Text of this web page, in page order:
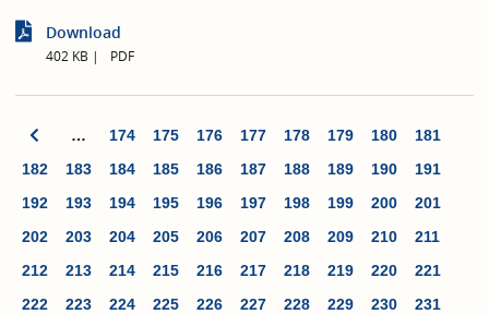
Download
402 KB PDF
… 174 175 176 177 178 179 180
181
182
183 184 185 186 187 188 189 190
191
192
193 194 195 196 197 198 199 200
201
202
203 204 205 206 207 208 209 210
211
212
213 214 215 216 217 218 219 220
221
222
223 224 225 226 227 228 229 230
231